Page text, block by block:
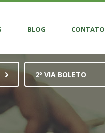
BLOG CONTATO
2º VIA BOLETO